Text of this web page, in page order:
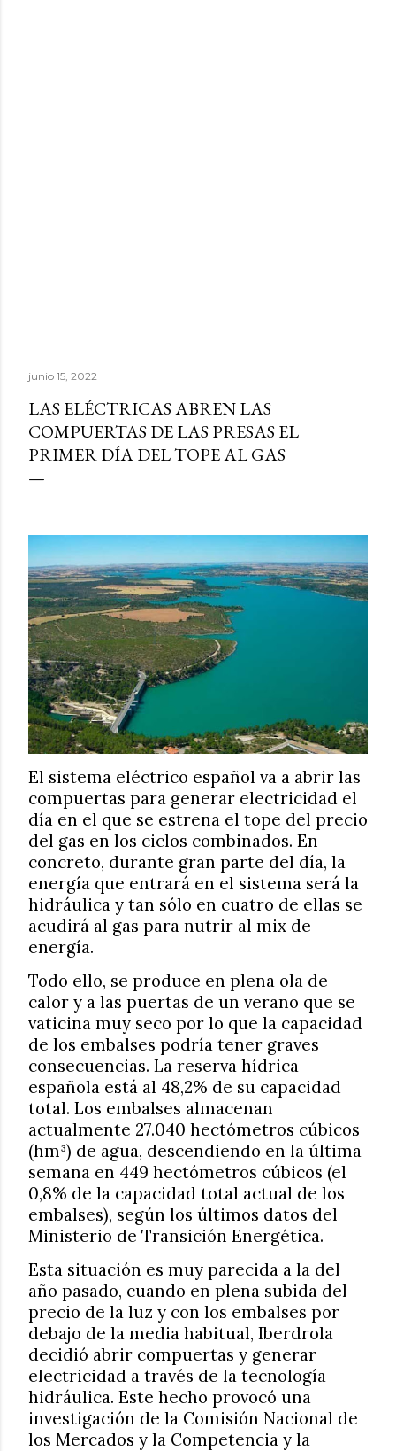
junio 15, 2022
LAS ELÉCTRICAS ABREN LAS
COMPUERTAS DE LAS PRESAS EL
PRIMER DÍA DEL TOPE AL GAS
El sistema eléctrico español va a abrir las
compuertas para generar electricidad el
día en el que se estrena el tope del precio
del gas en los ciclos combinados. En
concreto, durante gran parte del día, la
energía que entrará en el sistema será la
hidráulica y tan sólo en cuatro de ellas se
acudirá al gas para nutrir al mix de
energía.
Todo ello, se produce en plena ola de
calor y a las puertas de un verano que se
vaticina muy seco por lo que la capacidad
de los embalses podría tener graves
consecuencias. La reserva hídrica
española está al 48,2% de su capacidad
total. Los embalses almacenan
actualmente 27.040 hectómetros cúbicos
(hm³) de agua, descendiendo en la última
semana en 449 hectómetros cúbicos (el
0,8% de la capacidad total actual de los
embalses), según los últimos datos del
Ministerio de Transición Energética.
Esta situación es muy parecida a la del
año pasado, cuando en plena subida del
precio de la luz y con los embalses por
debajo de la media habitual, Iberdrola
decidió abrir compuertas y generar
electricidad a través de la tecnología
hidráulica. Este hecho provocó una
investigación de la Comisión Nacional de
los Mercados y la Competencia y la